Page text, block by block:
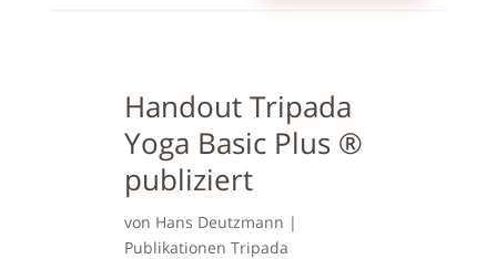
Handout Tripada
Yoga Basic Plus ®
publiziert
von Hans Deutzmann |
Publikationen Tripada